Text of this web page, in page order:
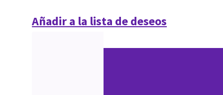
Añadir a la lista de deseos